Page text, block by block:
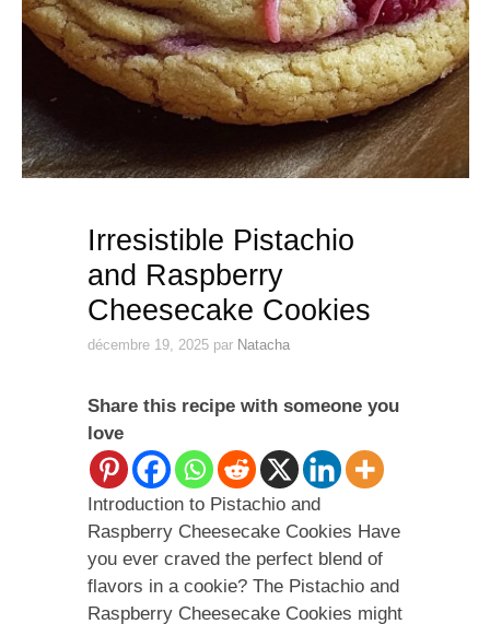
Irresistible Pistachio
and Raspberry
Cheesecake Cookies
décembre 19, 2025 par Natacha
Share this recipe with someone you
love
Introduction to Pistachio and
Raspberry Cheesecake Cookies Have
you ever craved the perfect blend of
flavors in a cookie? The Pistachio and
Raspberry Cheesecake Cookies might